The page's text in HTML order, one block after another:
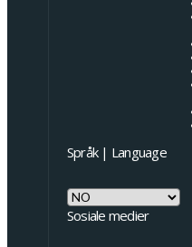
Språk | Language
Språk
|
Language
Sosiale medier